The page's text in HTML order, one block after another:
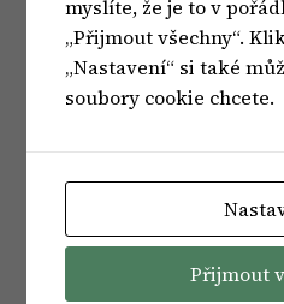
dodává Deklarace o
fantazie jsou tedy
našeho života. Je…
22 ledna, 2024
myslíte, že je to v
„Přijmout všechny“.
„Nastavení“ si také
soubory cookie chcete.
Přijmout